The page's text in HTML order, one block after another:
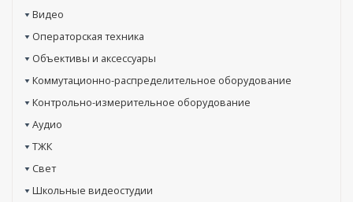
Видео
Операторская техника
Объективы и аксессуары
Коммутационно-распределительное оборудование
Контрольно-измерительное оборудование
Аудио
ТЖК
Свет
Школьные видеостудии